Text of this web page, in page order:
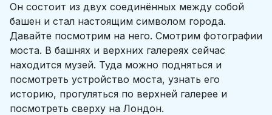
Он состоит из двух соединённых между собой
башен и стал настоящим символом города.
Давайте посмотрим на него. Смотрим фотографии
моста. В башнях и верхних галереях сейчас
находится музей. Туда можно подняться и
посмотреть устройство моста, узнать его
историю, прогуляться по верхней галерее и
посмотреть сверху на Лондон.